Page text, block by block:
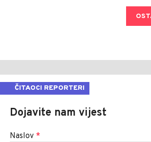
ČITAOCI REPORTERI
Dojavite nam vijest
Naslov *